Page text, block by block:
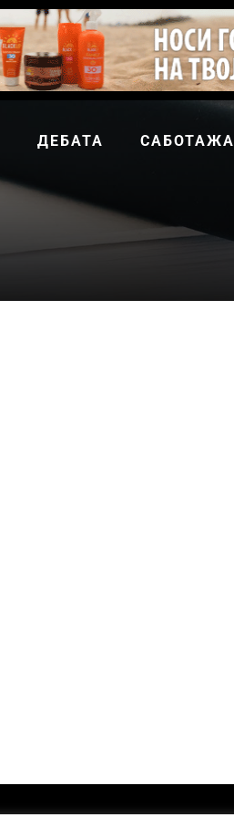
ДЕБАТА САБОТАЖА